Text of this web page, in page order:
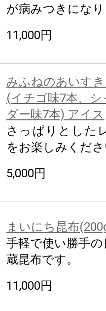
が病みつきにな
11,000円
みふねのあいす
(イチゴ味7本、
ダー味7本) アイス
さっぱりとした
をお楽しみくだ
5,000円
まいにち昆布
手軽で使い勝手
蔵昆布です。
11,000円